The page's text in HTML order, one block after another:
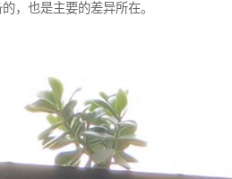
，也是主要的差异所在。